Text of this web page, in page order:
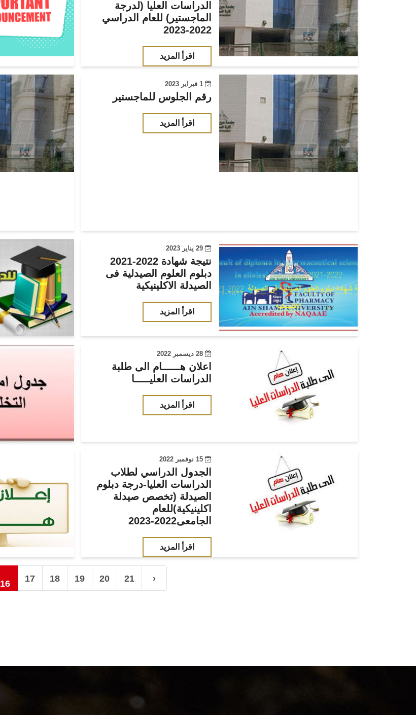
الدراسات العليا (لدرجة
الماجستير) للعام الدراسي
2022-2023
اقرأ المزيد
1 فبراير 2023
رقم الجلوس للماجستير
اقرأ المزيد
29 يناير 2023
2021-2022 نتيجة شهادة
دبلوم العلوم الصيدلية فى
الصيدلة الاكلينيكية
اقرأ المزيد
28 ديسمبر 2022
اعلان هــــــام الى طلبة
الدراسات العليـــــا
اقرأ المزيد
15 نوفمبر 2022
الجدول الدراسي لطلاب
الدراسات العليا-درجة دبلوم
الصيدلة (تخصص صيدلة
اكلينيكية)للعام
الجامعى2022-2023
اقرأ المزيد
16 17 18 19 20 21 ›